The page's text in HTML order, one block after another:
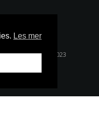
© Natt & Dag 2023
Les mer